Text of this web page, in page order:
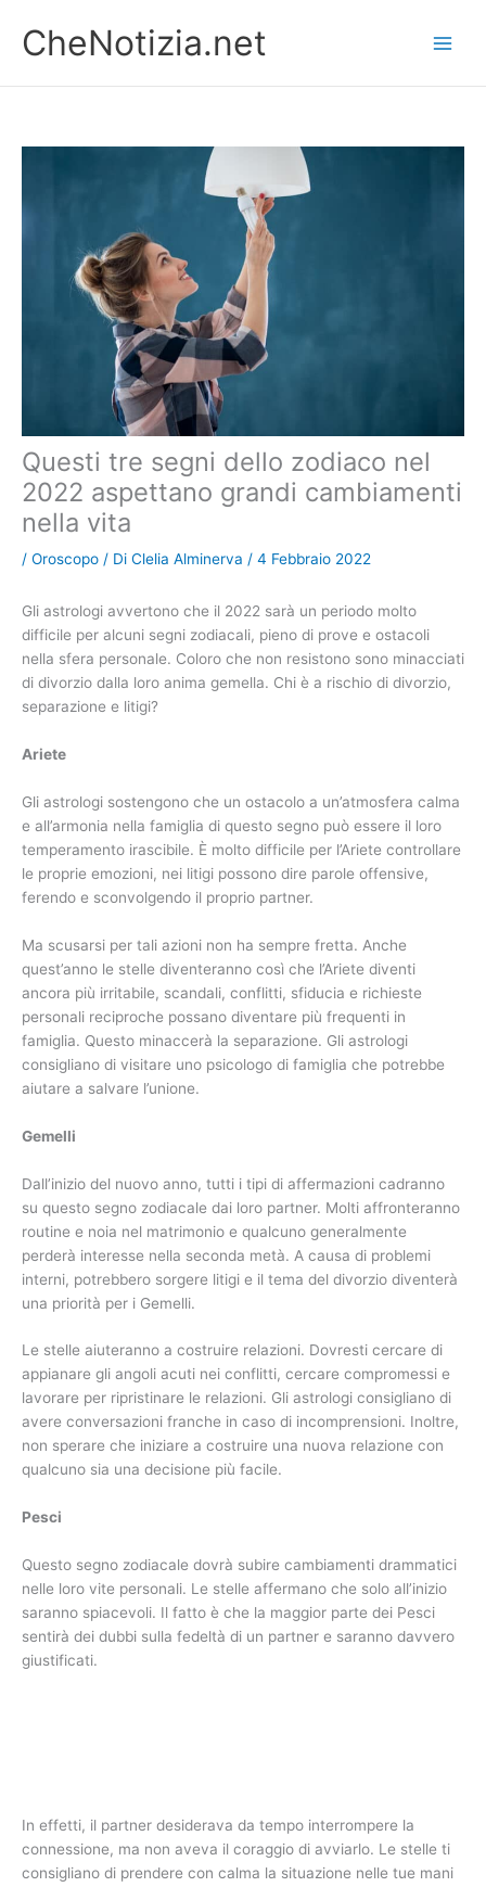
contenuto
CheNotizia.net
Questi tre segni dello zodiaco nel
2022 aspettano grandi cambiamenti
nella vita
/ Oroscopo / Di Clelia Alminerva / 4 Febbraio 2022
Gli astrologi avvertono che il 2022 sarà un periodo molto
difficile per alcuni segni zodiacali, pieno di prove e ostacoli
nella sfera personale. Coloro che non resistono sono minacciati
di divorzio dalla loro anima gemella. Chi è a rischio di divorzio,
separazione e litigi?
Ariete
Gli astrologi sostengono che un ostacolo a un’atmosfera calma
e all’armonia nella famiglia di questo segno può essere il loro
temperamento irascibile. È molto difficile per l’Ariete controllare
le proprie emozioni, nei litigi possono dire parole offensive,
ferendo e sconvolgendo il proprio partner.
Ma scusarsi per tali azioni non ha sempre fretta. Anche
quest’anno le stelle diventeranno così che l’Ariete diventi
ancora più irritabile, scandali, conflitti, sfiducia e richieste
personali reciproche possano diventare più frequenti in
famiglia. Questo minaccerà la separazione. Gli astrologi
consigliano di visitare uno psicologo di famiglia che potrebbe
aiutare a salvare l’unione.
Gemelli
Dall’inizio del nuovo anno, tutti i tipi di affermazioni cadranno
su questo segno zodiacale dai loro partner. Molti affronteranno
routine e noia nel matrimonio e qualcuno generalmente
perderà interesse nella seconda metà. A causa di problemi
interni, potrebbero sorgere litigi e il tema del divorzio diventerà
una priorità per i Gemelli.
Le stelle aiuteranno a costruire relazioni. Dovresti cercare di
appianare gli angoli acuti nei conflitti, cercare compromessi e
lavorare per ripristinare le relazioni. Gli astrologi consigliano di
avere conversazioni franche in caso di incomprensioni. Inoltre,
non sperare che iniziare a costruire una nuova relazione con
qualcuno sia una decisione più facile.
Pesci
Questo segno zodiacale dovrà subire cambiamenti drammatici
nelle loro vite personali. Le stelle affermano che solo all’inizio
saranno spiacevoli. Il fatto è che la maggior parte dei Pesci
sentirà dei dubbi sulla fedeltà di un partner e saranno davvero
giustificati.
In effetti, il partner desiderava da tempo interrompere la
connessione, ma non aveva il coraggio di avviarlo. Le stelle ti
consigliano di prendere con calma la situazione nelle tue mani